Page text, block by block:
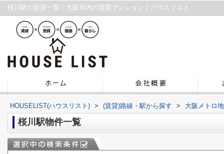
桜川駅の賃貸一覧｜大阪市内の賃貸マンション｜ハウスリスト
HOUSELIST(ハウスリスト) > (賃貸)路線・駅から探す > 大阪メトロ
桜川駅物件一覧